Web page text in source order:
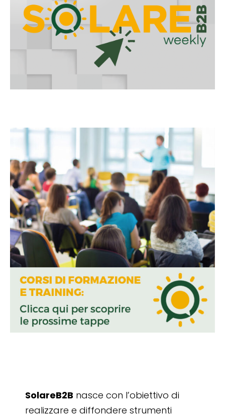
SolareB2B nasce con l’obiettivo di
realizzare e diffondere strumenti